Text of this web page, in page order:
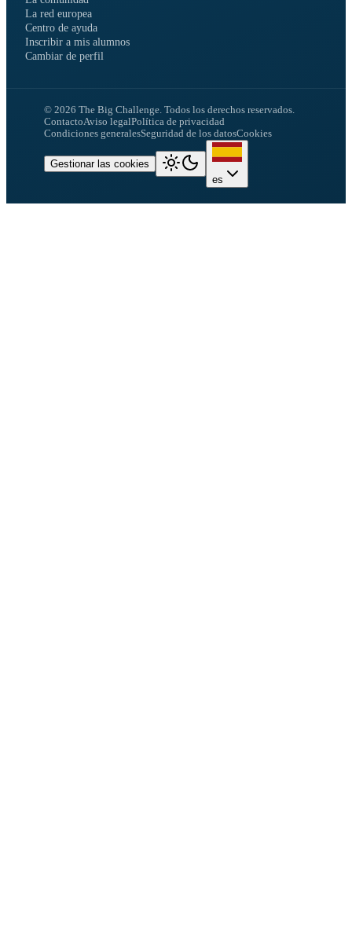
La red europea
Centro de ayuda
Inscribir a mis alumnos
Cambiar de perfil
© 2026 The Big Challenge. Todos los derechos reservados.
ContactoAviso legalPolítica de privacidad
Condiciones generalesSeguridad de los datosCookies
Gestionar las cookies
es